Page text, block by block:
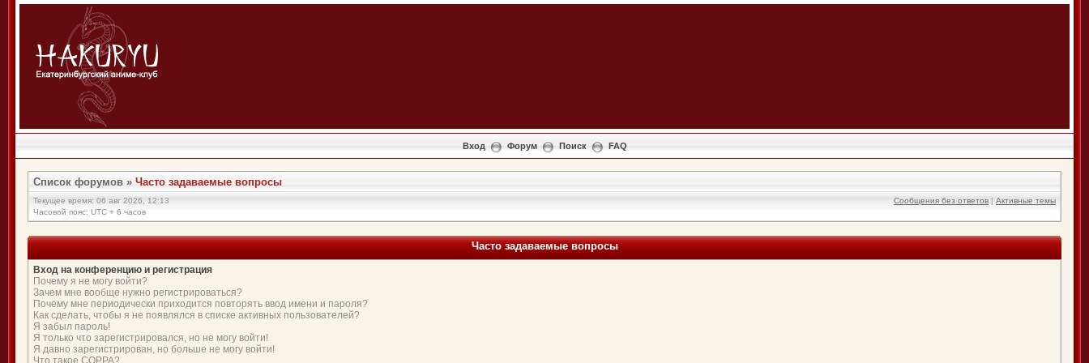
Вход Форум Поиск FAQ
Список форумов » Часто задаваемые вопросы
Текущее время: 06 авг 2026, 12:13
Часовой пояс: UTC + 6 часов
Сообщения без ответов | Активные темы
Часто задаваемые вопросы
Вход на конференцию и регистрация
Почему я не могу войти?
Зачем мне вообще нужно регистрироваться?
Почему мне периодически приходится повторять ввод имени и пароля?
Как сделать, чтобы я не появлялся в списке активных пользователей?
Я забыл пароль!
Я только что зарегистрировался, но не могу войти!
Я давно зарегистрирован, но больше не могу войти!
Что такое COPPA?